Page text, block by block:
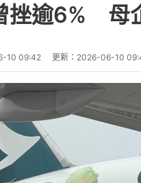
挫逾6% 母
10 09:42 更新： 2026-06-10